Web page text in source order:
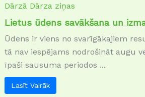
Dārzā Dārza ziņas
Lietus ūdens savākšana un
Ūdens ir viens no svarīgākajiem
tā nav iespējams nodrošināt augu
īpaši sausuma periodos ...
Lasīt Vairāk